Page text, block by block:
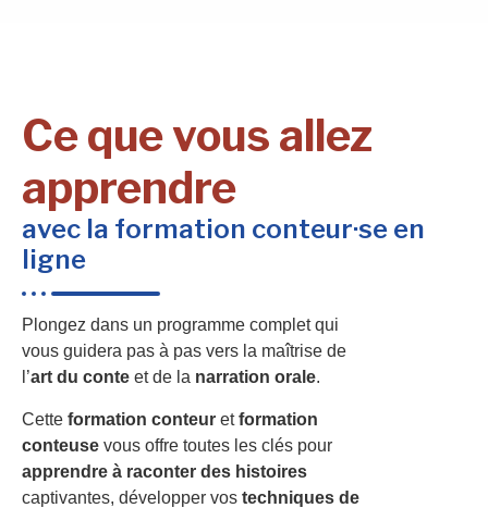
Ce que vous allez
apprendre
avec la formation conteur·se en
ligne
Plongez dans un programme complet qui
vous guidera pas à pas vers la maîtrise de
l’art du conte et de la narration orale.
Cette formation conteur etformation
conteuse vous offre toutes les clés pour
apprendre à raconter des histoires
captivantes, développer vos techniques de